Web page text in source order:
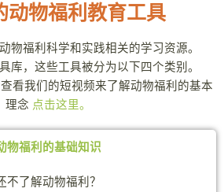
动物福利教育工具
物福利科学和实践相关的学习资源。
库，这些工具被分为以下四个类别。
看我们的短视频来了解动物福利的基本
理念 点击这里。
物福利的基础知识
不了解动物福利？